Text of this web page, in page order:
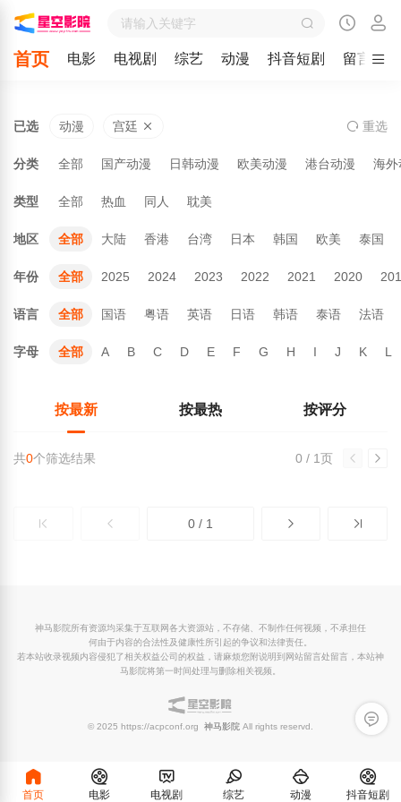
首页 电影 电视剧 综艺 动漫 抖音短剧 留言
已选 动漫 宫廷 重选
分类 全部 国产动漫 日韩动漫 欧美动漫 港台动漫 海外
类型 全部 热血 同人 耽美
地区 全部 大陆 香港 台湾 日本 韩国 欧美 泰国
年份 全部 2025 2024 2023 2022 2021 2020
语言 全部 国语 粤语 英语 日语 韩语 泰语 法语
字母 全部 A B C D E F G H I J K L
按最新 按最热 按评分
0 / 1页
共0个筛选结果
0 / 1
留言反
神马影院所有资源均采集于互联网各大资源站，不存储、不制作任何视频，不承担任
何由于内容的合法性及健康性所引起的争议和法律责任。
若本站收录视频内容侵犯了相关权益公司的权益，请麻烦您附说明到网站留言处留言，本站神
马影院将第一时间处理与删除相关视频。
© 2025 https://acpconf.org 神马影院 All rights reservd.
首页 电影 电视剧 综艺 动漫 抖音短剧